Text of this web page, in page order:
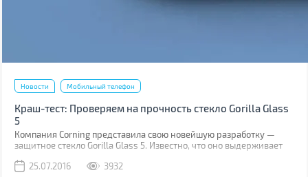
Новости Мобильный телефон
Краш-тест: Проверяем на прочность стекло Gorilla Glass
5
Компания Corning представила свою новейшую разработку —
защитное стекло Gorilla Glass 5. Известно, что оно выдерживает
Как правило, большинство из них происходит при фотосессиях
25.07.2016 3932